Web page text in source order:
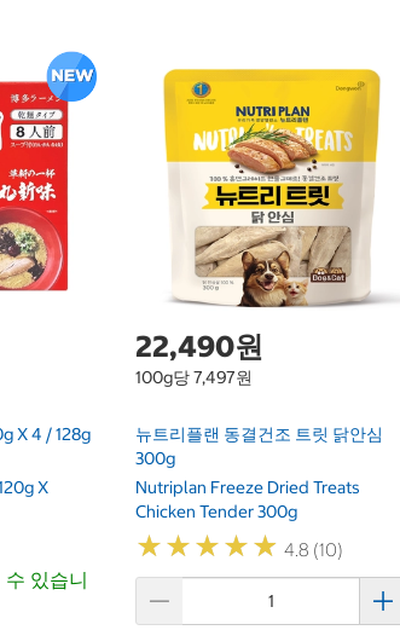
X 4 / 128g
X
있습니
22,490원
100g당 7,497원
뉴트리플랜 동결건조 트릿 닭안심
300g
Nutriplan Freeze Dried Treats
Chicken Tender 300g
★★★★★
★★★★★ 4.8 (10)